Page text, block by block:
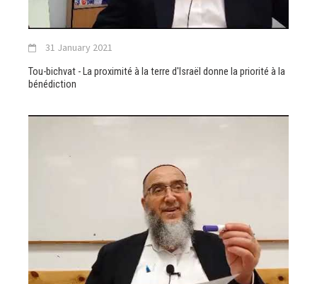
31 January 2021
Tou-bichvat - La proximité à la terre d'Israël donne la priorité à la
bénédiction